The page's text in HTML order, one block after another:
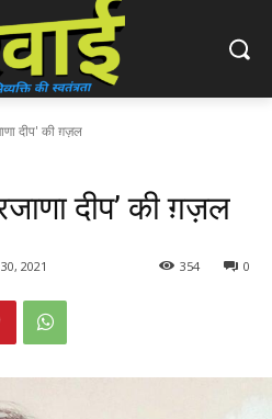
दीप' की ग़ज़ल
दीप’ की ग़ज़ल
2021 0
354